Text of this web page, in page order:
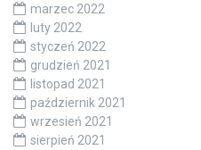
marzec 2022
luty 2022
styczeń 2022
grudzień 2021
listopad 2021
październik 2021
wrzesień 2021
sierpień 2021